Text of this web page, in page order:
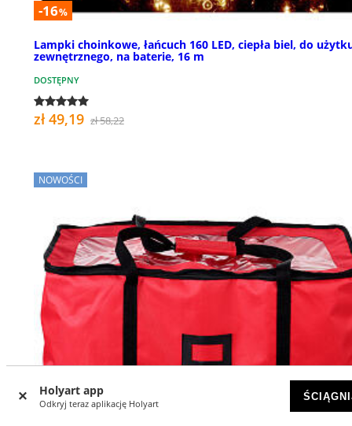
Holyart app
Odkryj teraz aplikację Holyart
-16%
Lampki choinkowe, łańcuch 160 LED, ciepła biel, do
zewnętrznego, na baterie, 16 m
DOSTĘPNY
zł 49,19 zł 58,22
NOWOŚCI